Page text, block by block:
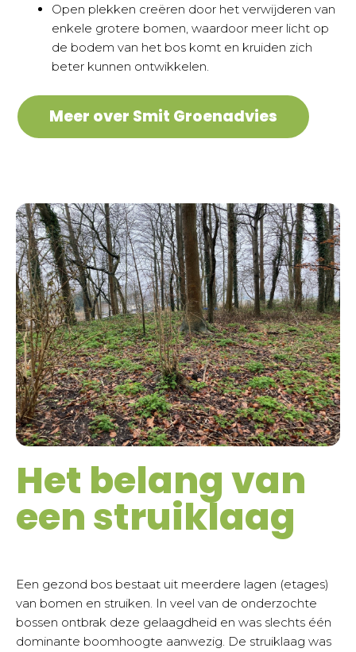
Open plekken creëren door het verwijderen van
enkele grotere bomen, waardoor meer licht op
de bodem van het bos komt en kruiden zich
beter kunnen ontwikkelen.
Meer over Smit Groenadvies
Het belang van
een struiklaag
Een gezond bos bestaat uit meerdere lagen (etages)
van bomen en struiken. In veel van de onderzochte
bossen ontbrak deze gelaagdheid en was slechts één
dominante boomhoogte aanwezig. De struiklaag was